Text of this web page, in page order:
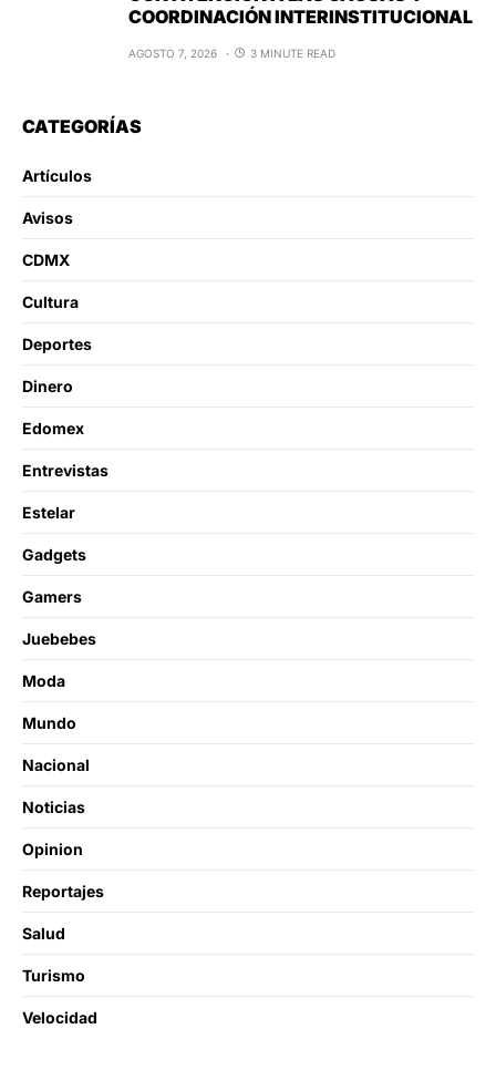
COORDINACIÓN INTERINSTITUCIONAL
AGOSTO 7, 2026 3 MINUTE READ
CATEGORÍAS
Artículos
Avisos
CDMX
Cultura
Deportes
Dinero
Edomex
Entrevistas
Estelar
Gadgets
Gamers
Juebebes
Moda
Mundo
Nacional
Noticias
Opinion
Reportajes
Salud
Turismo
Velocidad